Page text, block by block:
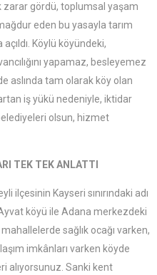
zarar gördü, toplumsal yaşam
eden bu yasayla tarım
Köylü köyündeki,
yapamaz, besleyemez
aslında tam olarak köy olan
iş yükü nedeniyle, iktidar
olsun, hizmet
TEK TEK ANLATTI
ilçesinin Kayseri sınırındaki adı
köyü ile Adana merkezdeki
sağlık ocağı varken,
imkânları varken köyde
alıyorsunuz. Sanki kent